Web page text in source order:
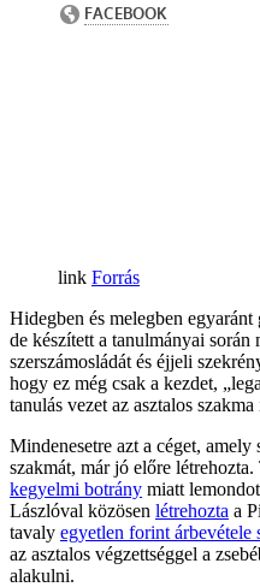
Forrás
Hidegben és melegben
de készített a tanulmányai
szerszámosládát és éjjeli
hogy ez még csak a kezdet,
tanulás vezet az asztalos
Mindenesetre azt a céget, amely
szakmát, már jó előre
kegyelmi botrány miatt
Lászlóval közösen létrehozta a
tavaly egyetlen forint árbevétele
az asztalos végzettséggel a
alakulni.